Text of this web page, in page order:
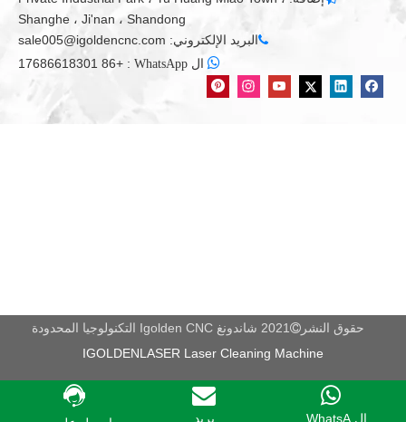
التطبيق، مثل مجال الإعلان، حقل الختم،
حقل التعبئة، مجال صنع الجزء، حقل تزيين، حقل الفن والحرف، نموذج
الحقل، مجال الهدايا التذكارية، حقل شارة، حقل الدوائر الكهربائية
وحقل النجارة.
المفرطة الناجمة عن الاصطدام الميكانيكي.
3. يمكن زيادة سفر Z-Axis إلى 2.1 متر، لذلك فهي مناسبة للغاية
لمعالجة سطح ثلاثي الأبعاد على نطاق واسع.
4. يمكن أن تتحكم سرعة معالجة الرقابة المتنوعة في سرعة العمل
وسرعة السفر وسرعة أداة إسقاطها، ويحسن الجودة والكفاءة إلى حد
Shanghe ، Ji'nan ، Shandong
البريد الإلكتروني: sale005@igoldencnc.com

ال WhatsApp :
+86 17686618301
ال WhatsA... بريد
حقوق النشر 2021 شاندونغ Igolden CNC التكنولوجيا المحدودة
IGOLDENLASER Laser Cleaning Machine